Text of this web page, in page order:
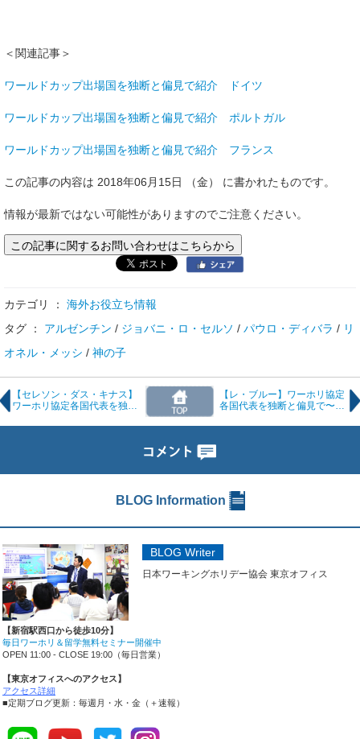
＜関連記事＞
ワールドカップ出場国を独断と偏見で紹介 ドイツ
ワールドカップ出場国を独断と偏見で紹介 ポルトガル
ワールドカップ出場国を独断と偏見で紹介 フランス
この記事の内容は 2018年06月15日 （金） に書かれたものです。
情報が最新ではない可能性がありますのでご注意ください。
この記事に関するお問い合わせはこちらから
カテゴリ ： 海外お役立ち情報
タグ ： アルゼンチン / ジョバニ・ロ・セルソ / パウロ・ディバラ / リ
オネル・メッシ / 神の子
【セレソン・ダス・キナス】
ワーホリ協定各国代表を独断
【２０１８年ロシアワールド
【レ・ブルー】ワーホリ協定
各国代表を独断と偏見で〜フ
アワールドカップ】
BLOG Information
BLOG Writer
日本ワーキングホリデー協会 東京オフィス
【新宿駅西口から徒歩10分】
毎日ワーホリ＆留学無料セミナー開催中
OPEN 11:00 - CLOSE 19:00（毎日営業）
【東京オフィスへのアクセス】
アクセス詳細
■定期ブログ更新：毎週月・水・金（＋速報）